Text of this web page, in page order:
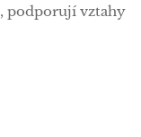
podporují vztahy